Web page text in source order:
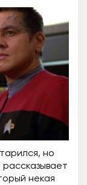
но
некая